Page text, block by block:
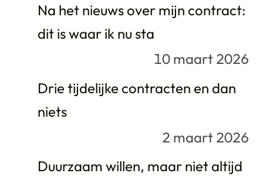
Na het nieuws over mijn contract:
dit is waar ik nu sta
10 maart 2026
Drie tijdelijke contracten en dan
niets
2 maart 2026
Duurzaam willen, maar niet altijd